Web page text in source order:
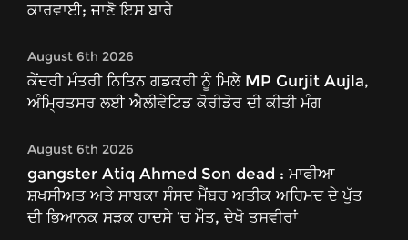
ਕਾਰਵਾਈ; ਜਾਣੋ ਇਸ ਬਾਰੇ
August 6th 2026
ਕੇਂਦਰੀ ਮੰਤਰੀ ਨਿਤਿਨ ਗਡਕਰੀ ਨੂੰ ਮਿਲੇ MP Gurjit Aujla,
ਅੰਮ੍ਰਿਤਸਰ ਲਈ ਐਲੀਵੇਟਿਡ ਕੋਰੀਡੋਰ ਦੀ ਕੀਤੀ ਮੰਗ
August 6th 2026
gangster Atiq Ahmed Son dead : ਮਾਫੀਆ
ਸ਼ਖਸੀਅਤ ਅਤੇ ਸਾਬਕਾ ਸੰਸਦ ਮੈਂਬਰ ਅਤੀਕ ਅਹਿਮਦ ਦੇ ਪੁੱਤ
ਦੀ ਭਿਆਨਕ ਸੜਕ ਹਾਦਸੇ ’ਚ ਮੌਤ, ਦੇਖੋ ਤਸਵੀਰਾਂ